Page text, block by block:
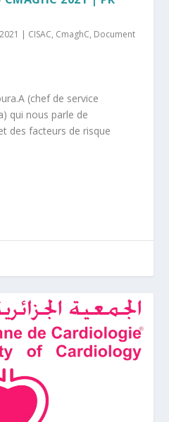
| CISAC, CmaghC, Document
(chef de service
qui nous parle de
des facteurs de risque